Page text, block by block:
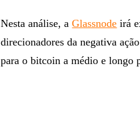
Nesta análise, aGlassnode irá
direcionadores da negativa
para o bitcoin a médio e longo